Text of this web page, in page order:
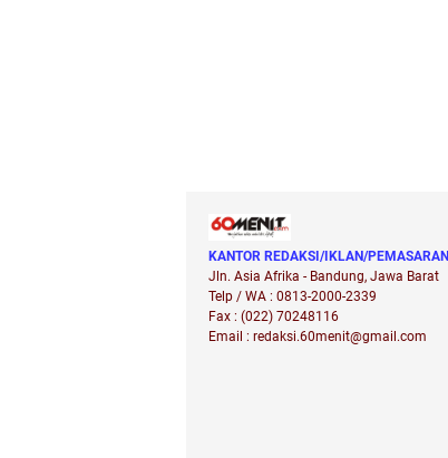
KANTOR REDAKSI/IKLAN/PEMASARAN
Jln. Asia Afrika - Bandung, Jawa Barat
Telp / WA : 0813-2000-2339
Fax : (022) 70248116
Email : redaksi.60menit@gmail.com